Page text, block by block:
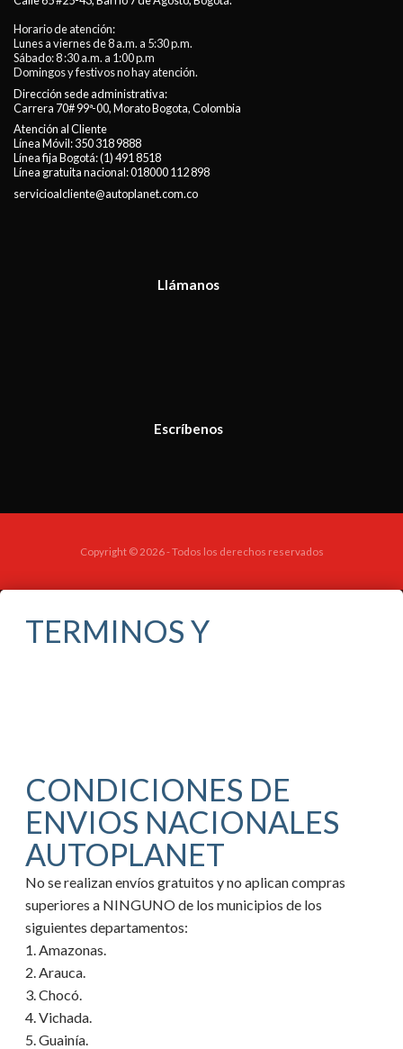
Horario de atención:
Lunes a viernes de 8 a.m. a 5:30 p.m.
Sábado: 8 :30 a.m. a 1:00 p.m
Domingos y festivos no hay atención.
Dirección sede administrativa:
Carrera 70# 99ª-00, Morato Bogota, Colombia
Atención al Cliente
Línea Móvil:350 318 9888
Línea fija Bogotá:(1) 491 8518
Línea gratuita nacional:018000 112 898
servicioalcliente@autoplanet.com.co
Llámanos
Escríbenos
Copyright © 2026 - Todos los derechos reservados
TERMINOS Y
CONDICIONES DE
ENVIOS NACIONALES
AUTOPLANET
No se realizan envíos gratuitos y no aplican compras
superiores a NINGUNO de los municipios de los
siguientes departamentos:
1. Amazonas.
2. Arauca.
3. Chocó.
4. Vichada.
5. Guainía.